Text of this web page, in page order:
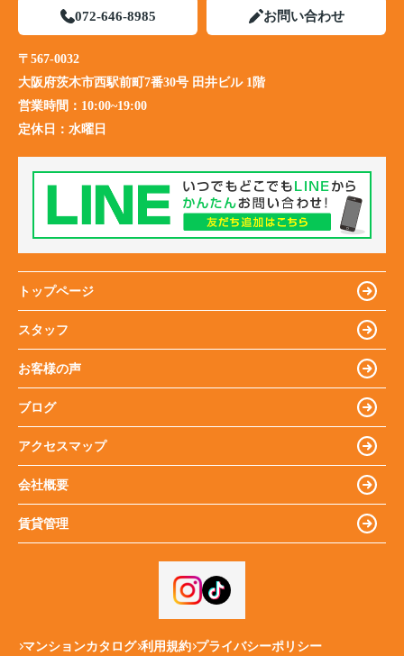
072-646-8985 お問い合わせ
〒567-0032
大阪府茨木市西駅前町7番30号 田井ビル 1階
営業時間： 10:00~19:00
定休日： 水曜日
トップページ
スタッフ
お客様の声
ブログ
アクセスマップ
会社概要
賃貸管理
マンションカタログ 利用規約 プライバシーポリシー